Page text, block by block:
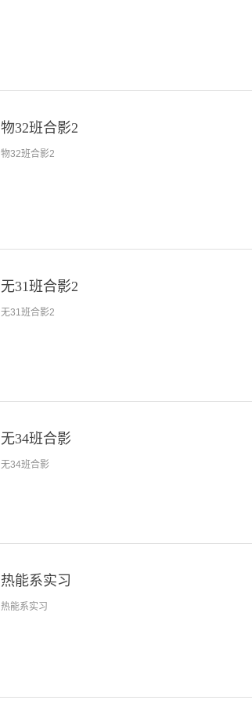
物32班合影2
物32班合影2
无31班合影2
无31班合影2
无34班合影
无34班合影
热能系实习
热能系实习